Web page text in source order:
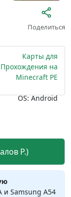
Поделиться
Карты для
Прохождения на
Minecraft PE
OS: Android
Р.)
и Samsung A54